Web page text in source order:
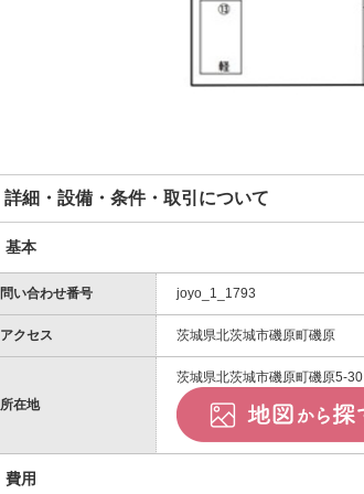
詳細・設備・条件・取引について
基本
問い合わせ番号 joyo_1_1793
アクセス 茨城県北茨城市磯原町磯原
所在地
茨城県北茨城市磯原町磯原5-30
費用